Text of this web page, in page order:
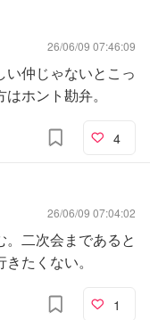
26/06/09 07:46:09
仲じゃないとこっ
ホント勘弁。
4
26/06/09 07:04:02
二次会まであると
たくない。
1